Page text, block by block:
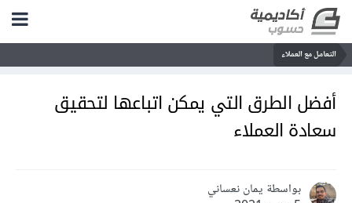
التعامل مع العملاء
أفضل الطرق التي يمكن اتباعها لتحقيق
سعادة العملاء
بواسطة يمان نعساني